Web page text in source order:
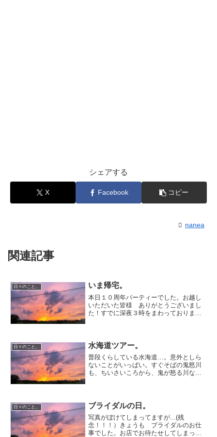
シェアする
X Facebook コピー
nanea
関連記事
日々のこと。 いま帰宅。
本日１０周年パーティーでした。お越し
いただいた皆様 ありがとうございまし
た！すでに深夜３時をまわっておりま
日々のこと。 水海道ツアー。
普段くらしている水海道…。意外としら
ないことがいっぱい。すぐそばの鬼怒川
も、ちいさいころから、鬼が怒る川なん
と水も綺麗なんだな～流れ...
日々のこと。 ブライダルの日。
写真がぼけてしまってますが...(残
念！！！）きょうも ブライダルのお仕
事でした。お店でお待たせしてしまった